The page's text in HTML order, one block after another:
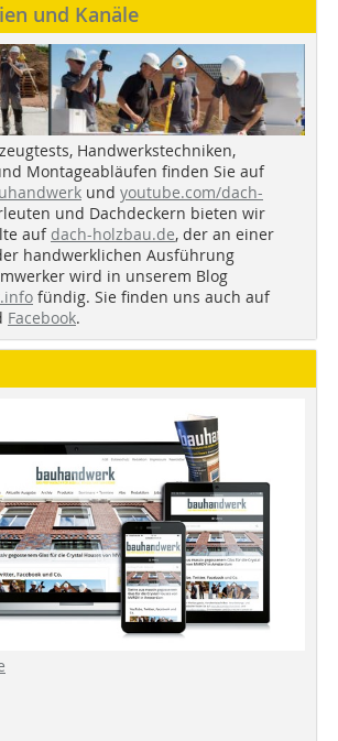
und Kanäle
Handwerkstechniken,
Montageabläufen finden Sie auf
und youtube.com/dach-
und Dachdeckern bieten wir
auf dach-holzbau.de, der an einer
handwerklichen Ausführung
wird in unserem Blog
fündig. Sie finden uns auch auf
Facebook.